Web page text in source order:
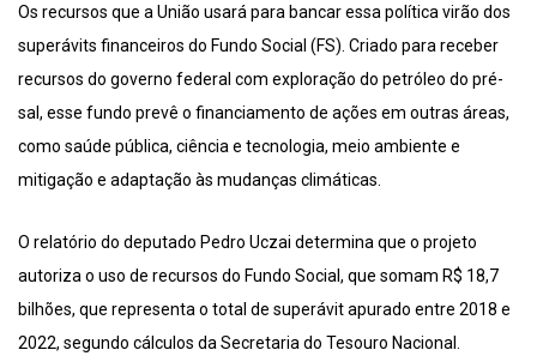
Os recursos que a União usará para bancar essa política virão dos
superávits financeiros do Fundo Social (FS). Criado para receber
recursos do governo federal com exploração do petróleo do pré-
sal, esse fundo prevê o financiamento de ações em outras áreas,
como saúde pública, ciência e tecnologia, meio ambiente e
mitigação e adaptação às mudanças climáticas.
O relatório do deputado Pedro Uczai determina que o projeto
autoriza o uso de recursos do Fundo Social, que somam R$ 18,7
bilhões, que representa o total de superávit apurado entre 2018 e
2022, segundo cálculos da Secretaria do Tesouro Nacional.